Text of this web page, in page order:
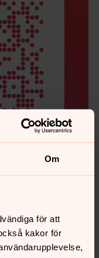
Om
för att
kakor för
i jul! Swish:
som